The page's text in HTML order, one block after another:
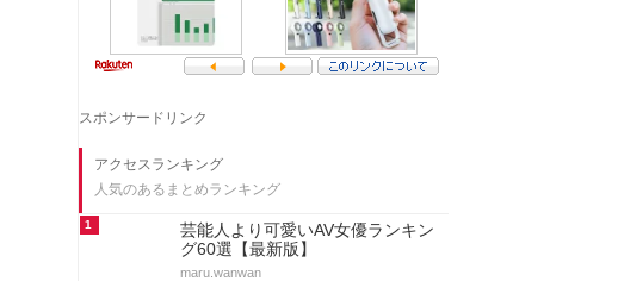
スポンサードリンク
アクセスランキング
人気のあるまとめランキング
1
芸能人より可愛いAV女優ランキン
グ60選【最新版】
maru.wanwan